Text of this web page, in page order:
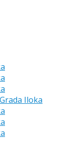
Iloka